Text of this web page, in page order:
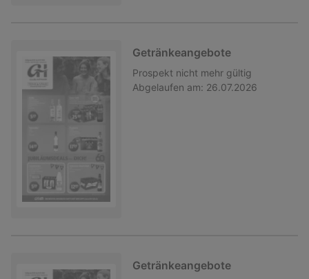
Getränkeangebote
Prospekt nicht mehr gültig
Abgelaufen am: 26.07.2026
Getränkeangebote